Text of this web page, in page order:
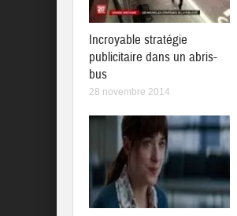
Incroyable stratégie
publicitaire dans un abris-
bus
28 novembre 2014